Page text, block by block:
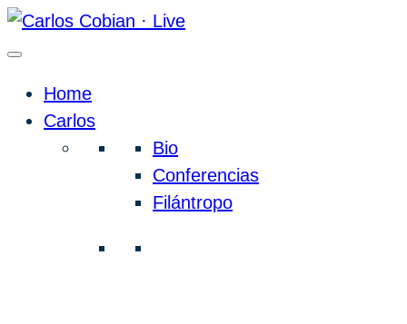
Home
Carlos
Bio
Conferencias
Filántropo